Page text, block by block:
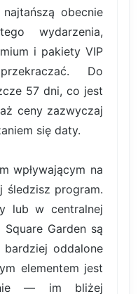
obecnie
wydarzenia,
i pakiety VIP
Do
57 dni, co jest
ceny zazwyczaj
się daty.
wpływającym na
śledzisz program.
lub w centralnej
Garden są
oddalone
elementem jest
— im bliżej